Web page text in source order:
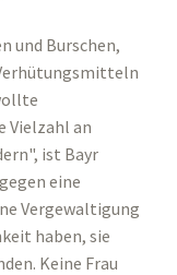
und Burschen,
Vielzahl an
ist Bayr
eine
Vergewaltigung
haben, sie
Keine Frau